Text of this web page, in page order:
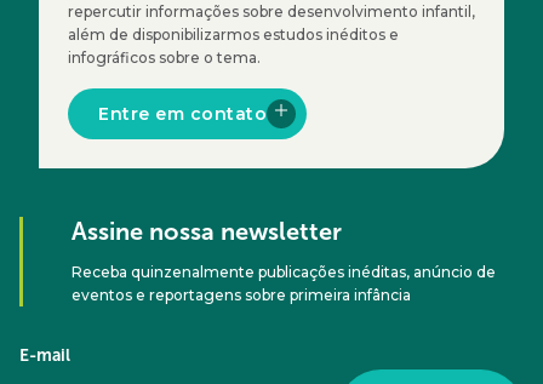
repercutir informações sobre desenvolvimento infantil,
além de disponibilizarmos estudos inéditos e
infográficos sobre o tema.
Entre em contato
Assine nossa newsletter
Receba quinzenalmente publicações inéditas, anúncio de
eventos e reportagens sobre primeira infância
E-mail